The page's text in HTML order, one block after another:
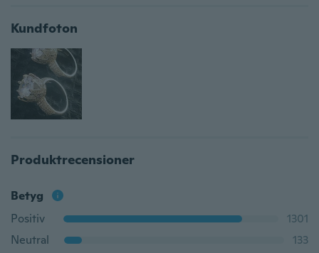
Kundfoton
Produktrecensioner
Betyg
Positiv
1301
Neutral
133